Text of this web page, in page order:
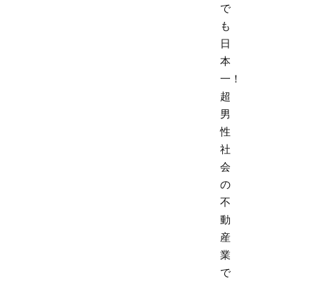
で
も
日
本
一！
超
男
性
社
会
の
不
動
産
業
で